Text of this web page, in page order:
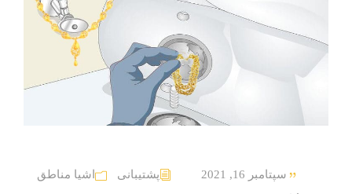
سپتامبر 16, 2021 پشتیبانی اشیا مناطق